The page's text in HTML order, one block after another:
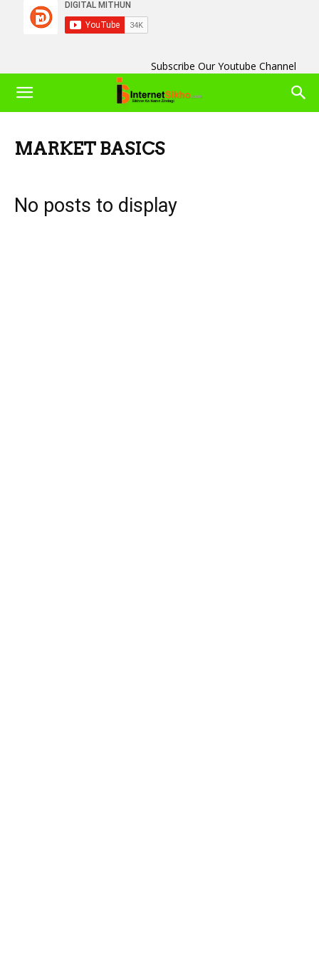
Subscribe Our Youtube Channel
MARKET BASICS
No posts to display